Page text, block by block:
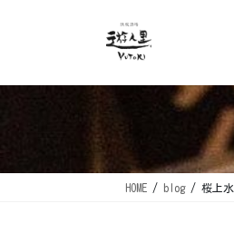
HOME blog 桜上水